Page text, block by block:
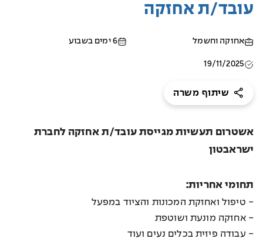
עובד/ת אחזקה
אחזקה וחשמל 6 ימים בשבוע
19/11/2025
שיתוף משרה
אשטרום תעשיות מגייסת עובד/ת אחזקה לחברת
ישראבטון
תחומי אחריות:
- טיפול ואחזקת המכונות והציוד במפעל
- אחזקה מונעת ושוטפת
- עבודה פיזית בכלים נעים ועוד